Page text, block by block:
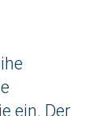
ein. Der